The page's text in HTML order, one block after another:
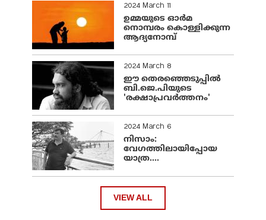
2024 March 11
ഉമ്മയുടെ ഓർമ
നൊമ്പരം കൊള്ളിക്കുന്ന
ആദ്യനോമ്പ്
2024 March 8
ഈ തെരഞ്ഞെടുപ്പില്‍
ബി.ജെ.പിയുടെ
'രക്ഷാപ്രവര്‍ത്തനം'
2024 March 6
നിസാം:
വേഗത്തിലായിപ്പോയ
യാത്ര....
VIEW ALL